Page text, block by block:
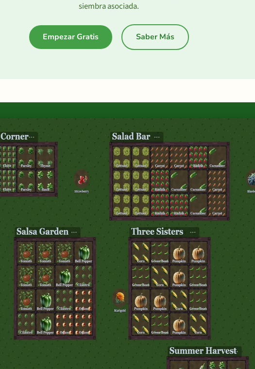
siembra asociada.
Empezar Gratis Saber Más